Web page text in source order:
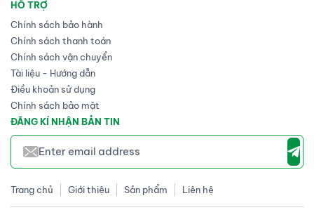
HỖ TRỢ
Chính sách bảo hành
Chính sách thanh toán
Chính sách vận chuyển
Tài liệu - Hướng dẫn
Điều khoản sử dụng
Chính sách bảo mật
ĐĂNG KÍ NHẬN BẢN TIN
Trang chủ Giới thiệu Sản phẩm Liên hệ